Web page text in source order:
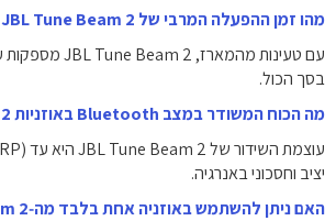
מהו זמן ההפעלה המרבי של JBL Tune Beam 2 עם מארז הטעינה?
בסך הכול.
מה הכוח המשודר במצב Bluetooth באוזניות JBL Tune Beam 2?
יציב וחסכוני באנרגיה.
האם ניתן להשתמש באוזניה אחת בלבד מה‑JBL Tune Beam 2?